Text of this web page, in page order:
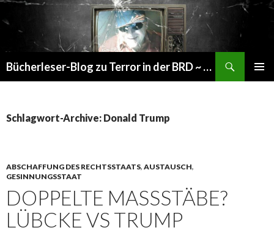
Bücherleser-Blog zu Terror in der BRD ~ die gemachte Realität
Schlagwort-Archive: Donald Trump
ABSCHAFFUNG DES RECHTSSTAATS, AUSTAUSCH,
GESINNUNGSSTAAT
DOPPELTE MASSSTÄBE?
LÜBCKE VS TRUMP